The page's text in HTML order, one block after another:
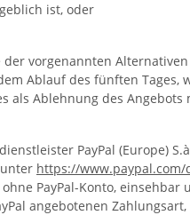
ist, oder
vorgenannten
Ablauf des fünften Tages,
Ablehnung des Angebots
PayPal (Europe)
https://www.paypal.com/
PayPal-Konto, einsehbar
angebotenen